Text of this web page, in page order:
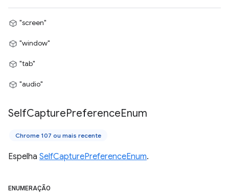
"screen"
"window"
"tab"
"audio"
SelfCapturePreferenceEnum
Chrome 107 ou mais recente
Espelha SelfCapturePreferenceEnum.
ENUMERAÇÃO